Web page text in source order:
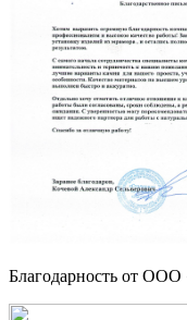
Благодарность от